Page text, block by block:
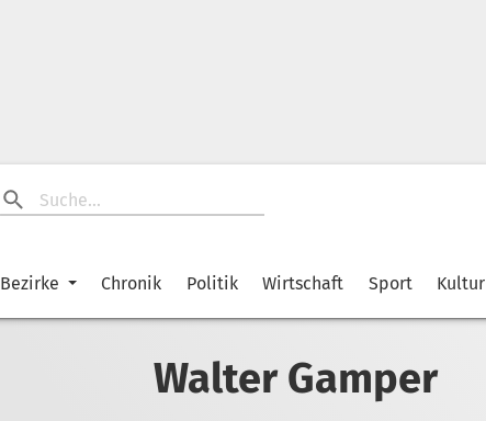
Bezirke Chronik Politik Wirtschaft Sport Kultur
Walter Gamper